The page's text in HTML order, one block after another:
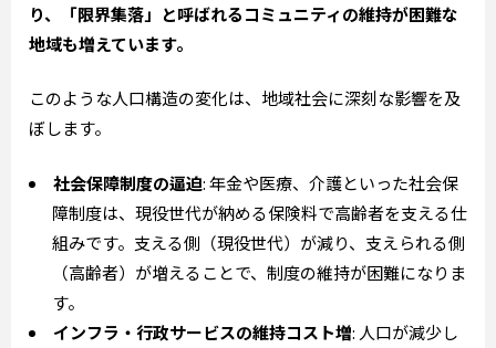
り、「限界集落」と呼ばれるコミュニティの維持が困難な
地域も増えています。
このような人口構造の変化は、地域社会に深刻な影響を及
ぼします。
社会保障制度の逼迫: 年金や医療、介護といった社会保
障制度は、現役世代が納める保険料で高齢者を支える仕
組みです。支える側（現役世代）が減り、支えられる側
（高齢者）が増えることで、制度の維持が困難になりま
す。
インフラ・行政サービスの維持コスト増: 人口が減少し